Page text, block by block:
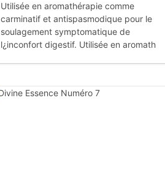
Utilisée en aromathérapie comme
carminatif et antispasmodique pour le
soulagement symptomatique de
l¿inconfort digestif. Utilisée en aromath